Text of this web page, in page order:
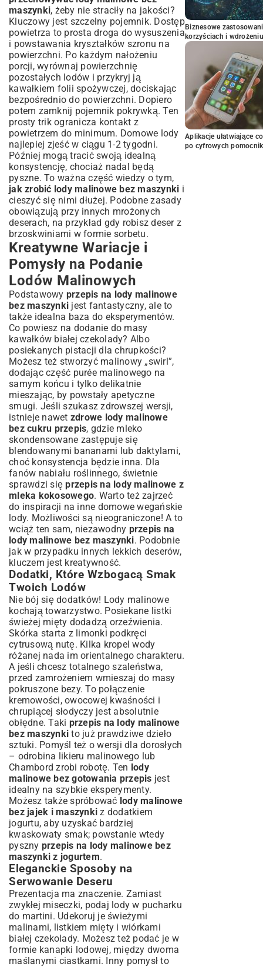
maszynki, żeby nie straciły na jakości?
Kluczowy jest szczelny pojemnik. Dostęp
powietrza to prosta droga do wysuszenia
i powstawania kryształków szronu na
powierzchni. Po każdym nałożeniu
porcji, wyrównaj powierzchnię
pozostałych lodów i przykryj ją
kawałkiem folii spożywczej, dociskając
bezpośrednio do powierzchni. Dopiero
potem zamknij pojemnik pokrywką. Ten
prosty trik ogranicza kontakt z
powietrzem do minimum. Domowe lody
najlepiej zjeść w ciągu 1-2 tygodni.
Później mogą tracić swoją idealną
konsystencję, chociaż nadal będą
pyszne. To ważna część wiedzy o tym,
jak zrobić lody malinowe bez maszynki i
cieszyć się nimi dłużej. Podobne zasady
obowiązują przy innych mrożonych
deserach, na przykład gdy robiszdeser z
brzoskwiniami w formie sorbetu.
Kreatywne Wariacje i
Pomysły na Podanie
Lodów Malinowych
Podstawowy przepis na lody malinowe
bez maszynki jest fantastyczny, ale to
także idealna baza do eksperymentów.
Co powiesz na dodanie do masy
kawałków białej czekolady? Albo
posiekanych pistacji dla chrupkości?
Możesz też stworzyć malinowy „swirl”,
dodając część purée malinowego na
samym końcu i tylko delikatnie
mieszając, by powstały apetyczne
smugi. Jeśli szukasz zdrowszej wersji,
istnieje nawet zdrowe lody malinowe
bez cukru przepis, gdzie mleko
skondensowane zastępuje się
blendowanymi bananami lub daktylami,
choć konsystencja będzie inna. Dla
fanów nabiału roślinnego, świetnie
sprawdzi sięprzepis na lody malinowe z
mleka kokosowego. Warto też zajrzeć
do inspiracji na inne domowe wegańskie
lody. Możliwości są nieograniczone! A to
wciąż ten sam, niezawodny przepis na
lody malinowe bez maszynki. Podobnie
jak w przypadku innych lekkich deserów,
kluczem jest kreatywność.
Dodatki, Które Wzbogacą Smak
Twoich Lodów
Nie bój się dodatków! Lody malinowe
kochają towarzystwo. Posiekane listki
świeżej mięty dodadzą orzeźwienia.
Skórka starta z limonki podkręci
cytrusową nutę. Kilka kropel wody
różanej nada im orientalnego charakteru.
A jeśli chcesz totalnego szaleństwa,
przed zamrożeniem wmieszaj do masy
pokruszone bezy. To połączenie
kremowości, owocowej kwaśności i
chrupiącej słodyczy jest absolutnie
obłędne. Taki przepis na lody malinowe
bez maszynki to już prawdziwe dzieło
sztuki. Pomyśl też o wersji dla dorosłych
– odrobina likieru malinowego lub
Chambord zrobi robotę. Ten lody
malinowe bez gotowania przepis jest
idealny na szybkie eksperymenty.
Możesz także spróbować lody malinowe
bez jajek i maszynki z dodatkiem
jogurtu, aby uzyskać bardziej
kwaskowaty smak; powstanie wtedy
pyszny przepis na lody malinowe bez
maszynki z jogurtem.
Eleganckie Sposoby na
Serwowanie Deseru
Prezentacja ma znaczenie. Zamiast
zwykłej miseczki, podaj lody w pucharku
do martini. Udekoruj je świeżymi
malinami, listkiem mięty i wiórkami
białej czekolady. Możesz też podać je w
formie kanapki lodowej, między dwoma
maślanymi ciastkami. Inny pomysł to
Biznesowe
korzyściach i wdrożeniu
Aplikacje ułatwiające
po cyfrowych